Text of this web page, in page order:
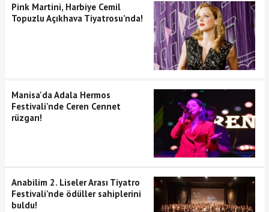
Pink Martini, Harbiye Cemil
Topuzlu Açıkhava Tiyatrosu’nda!
Manisa'da Adala Hermos
Festivali'nde Ceren Cennet
rüzgarı!
Anabilim 2. Liseler Arası Tiyatro
Festivali’nde ödüller sahiplerini
buldu!